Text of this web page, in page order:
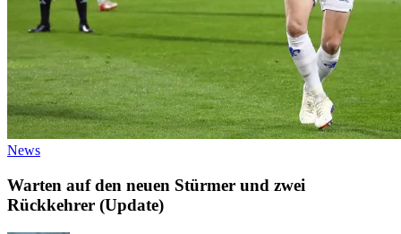
News
Warten auf den neuen Stürmer und zwei
Rückkehrer (Update)